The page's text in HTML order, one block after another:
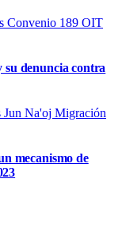
Convenio 189 OIT
su denuncia contra
Jun Na'oj Migración
mecanismo de